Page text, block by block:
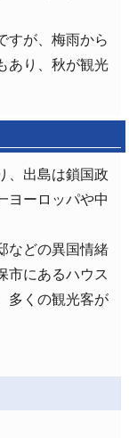
すが、梅雨から
あり、秋が観光
、出島は鎖国政
ヨーロッパや中
などの異国情緒
市にあるハウス
多くの観光客が